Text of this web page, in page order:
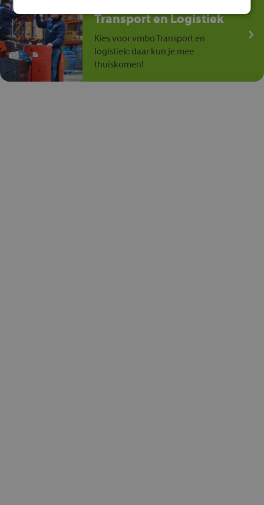
Transport en Logistiek
Kies voor vmbo Transport en
logistiek: daar kun je mee
thuiskomen!